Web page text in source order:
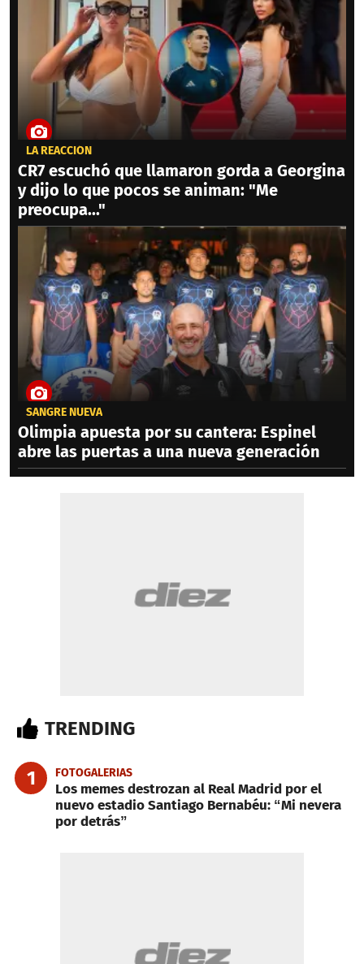
LA REACCIÓN
CR7 escuchó que llamaron gorda a Georgina
y dijo lo que pocos se animan: "Me
preocupa..."
SANGRE NUEVA
Olimpia apuesta por su cantera: Espinel
abre las puertas a una nueva generación
TRENDING
1 FOTOGALERIAS
Los memes destrozan al Real Madrid por el
nuevo estadio Santiago Bernabéu: “Mi nevera
por detrás”